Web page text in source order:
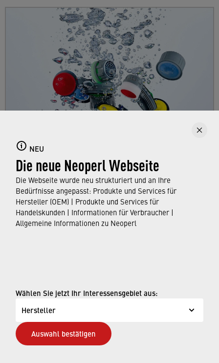
NEU
Die neue Neoperl Webseite
Die Webseite wurde neu strukturiert und an Ihre
Bedürfnisse angepasst: Produkte und Services für
Hersteller (OEM) | Produkte und Services für
Handelskunden | Informationen für Verbraucher |
Allgemeine Informationen zu Neoperl
Wählen Sie jetzt Ihr Interessensgebiet aus:
Hersteller
Auswahl bestätigen
Strahlregler
Hier erfahren Sie alles über Strahlregler, ihre
Eigenschaften und Funktionen sowie die
Normen und Zulassungen, die sie erfüllen.
ERFAHREN SIE MEHR
Impressum
Datenschutzseite